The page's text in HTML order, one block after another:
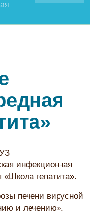
инфекционная
«Школа гепатита».
печени вирусной
и лечению».